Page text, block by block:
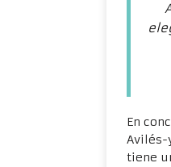
En
Avilés-
tiene